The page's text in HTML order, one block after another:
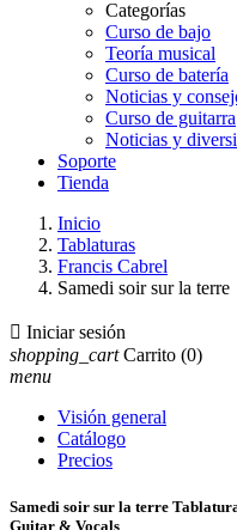
Categorías
Curso de bajo
Teoría musical
Curso de batería
Noticias y
Curso de guitarra
Noticias y
Soporte
Tienda
Inicio
Tablaturas
Francis Cabrel
Samedi soir sur la terre
 Iniciar sesión
shopping_cart Carrito (0)
menu
Visión general
Catálogo
Precios
Samedi soir sur la terre
Guitar & Vocals